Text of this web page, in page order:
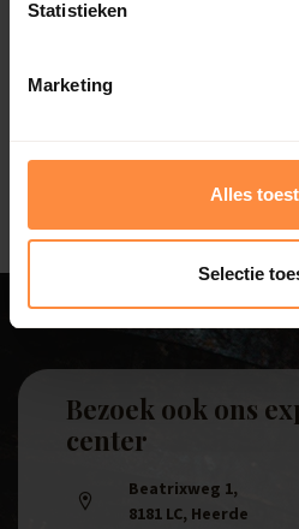
Statistieken
Marketing
Alles
Selectie
Regentonnen met pomp of
het gebruiksgemak aanzienlijk.
gieter vullen of je tuin
Bezoek ook ons
center
Beatrixweg 1,
8181 LC, Heerde